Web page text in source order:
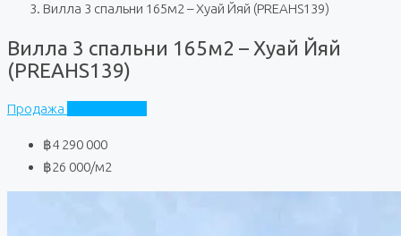
Вилла 3 спальни 165м2 – Хуай Йяй (PREAHS139)
Вилла 3 спальни 165м2 – Хуай Йяй
(PREAHS139)
Продажа
฿4 290 000
฿26 000/м2